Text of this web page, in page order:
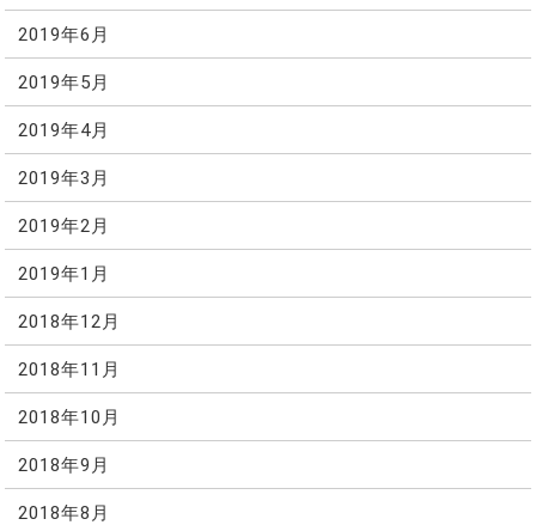
2019年6月
2019年5月
2019年4月
2019年3月
2019年2月
2019年1月
2018年12月
2018年11月
2018年10月
2018年9月
2018年8月